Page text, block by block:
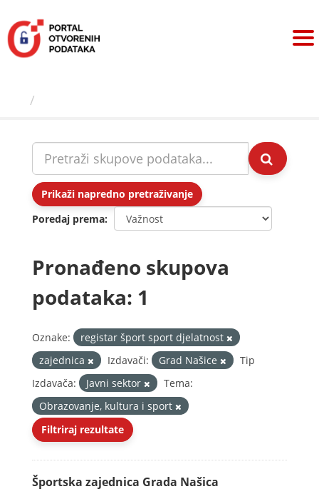
sadržaj
Prikaži napredno pretraživanje
Poredaj prema
Pronađeno skupova
podataka: 1
Oznake:
registar šport sport djelatnost
zajednica
Izdavači: Grad Našice
Tip
Izdavača:
Javni sektor
Tema:
Obrazovanje, kultura i sport
Filtriraj rezultate
Športska zajednica Grada Našica